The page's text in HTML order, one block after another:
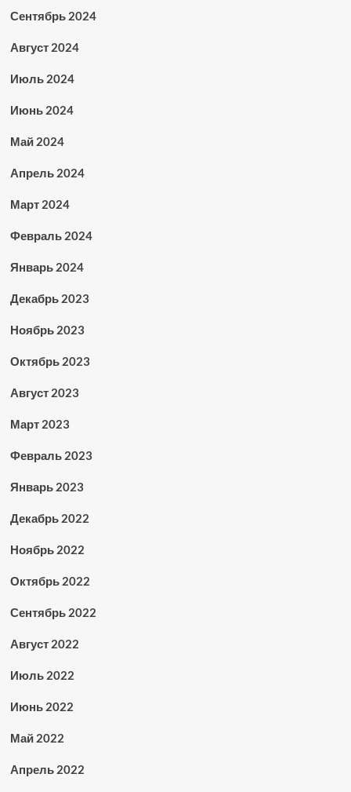
Сентябрь 2024
Август 2024
Июль 2024
Июнь 2024
Май 2024
Апрель 2024
Март 2024
Февраль 2024
Январь 2024
Декабрь 2023
Ноябрь 2023
Октябрь 2023
Август 2023
Март 2023
Февраль 2023
Январь 2023
Декабрь 2022
Ноябрь 2022
Октябрь 2022
Сентябрь 2022
Август 2022
Июль 2022
Июнь 2022
Май 2022
Апрель 2022